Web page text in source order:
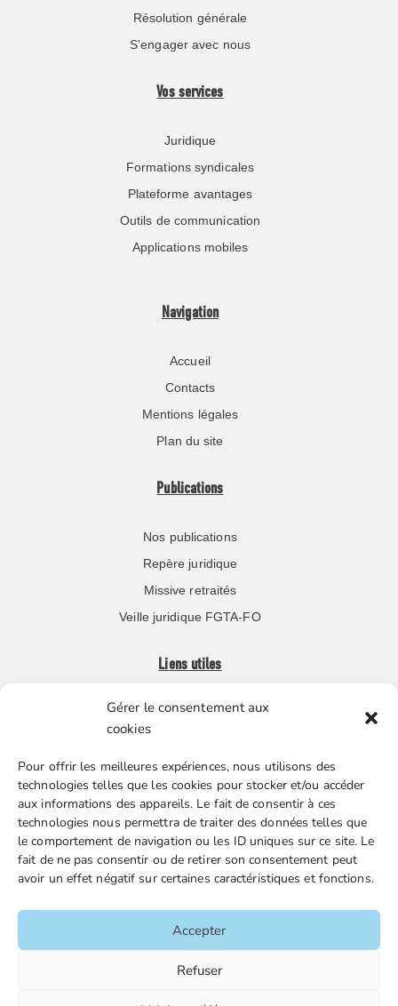
Gérer le consentement aux
cookies
Pour offrir les meilleures expériences, nous utilisons des
technologies telles que les cookies pour stocker et/ou accéder
aux informations des appareils. Le fait de consentir à ces
technologies nous permettra de traiter des données telles que
le comportement de navigation ou les ID uniques sur ce site. Le
fait de ne pas consentir ou de retirer son consentement peut
avoir un effet négatif sur certaines caractéristiques et fonctions.
Accepter
Refuser
Résolution générale
S’engager avec nous
Vos services
Juridique
Formations syndicales
Plateforme avantages
Outils de communication
Applications mobiles
Navigation
Accueil
Contacts
Mentions légales
Plan du site
Publications
Nos publications
Repère juridique
Missive retraités
Veille juridique FGTA-FO
Liens utiles
Boutique en ligne
Nos partenaires
Gestion des cookies
FGTA-FO / 15 avenue Victor Hugo – 92170 Vanves / 01 86
Accueil
Contacts